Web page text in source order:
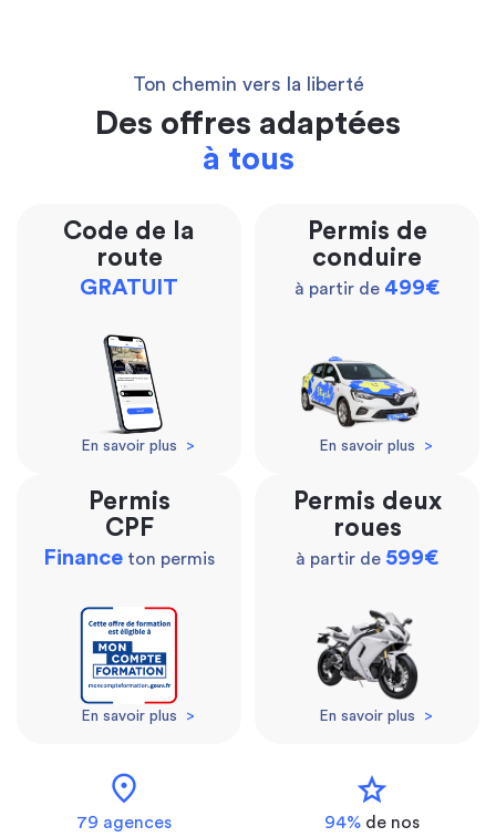
Ton chemin vers la liberté
Des offres adaptées
à tous
Code de la
route
GRATUIT
En savoir plus >
Permis de
conduire
à partir de 499€
En savoir plus >
Permis
CPF
Finance ton permis
En savoir plus >
Permis deux
roues
à partir de 599€
En savoir plus >
location_on
79 agences
star
94% de nos